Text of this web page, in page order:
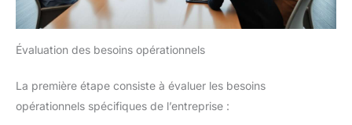
Évaluation des besoins opérationnels
La première étape consiste à évaluer les besoins
opérationnels spécifiques de l’entreprise :